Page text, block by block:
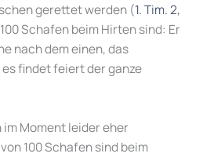
gerettet werden (1. Tim. 2,
Schafen beim Hirten sind: Er
nach dem einen, das
findet feiert der ganze
Moment leider eher
100 Schafen sind beim